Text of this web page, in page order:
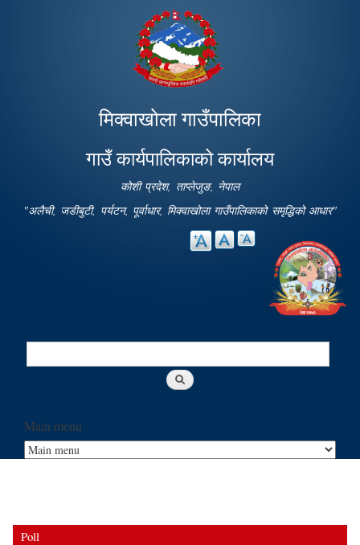
main
content
मिक्वाखोला गाउँपालिका
गाउँ कार्यपालिकाको कार्यालय
कोशी प्रदेश, ताप्लेजुङ, नेपाल
"अलैची, जडीबुटी, पर्यटन, पूर्वाधार, मिक्वाखोला गाउँपालिकाको समृद्धिको आधार"
Search
Main menu
Poll